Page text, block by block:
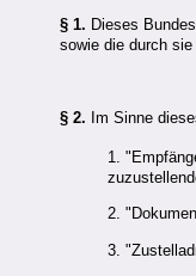
§ 1. Dieses
sowie die durch
§ 2. Im Sinne
1.
2.
3.